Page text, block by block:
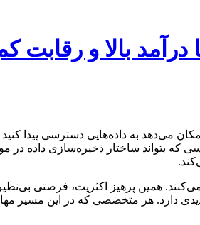
درآمد بالا و رقابت
می‌دهد به داده‌هایی دسترسی پیدا
که بتواند ساختار ذخیره‌سازی داده در
همین پرهیز اکثریت، فرصتی
دارد. هر متخصصی که در این مسیر